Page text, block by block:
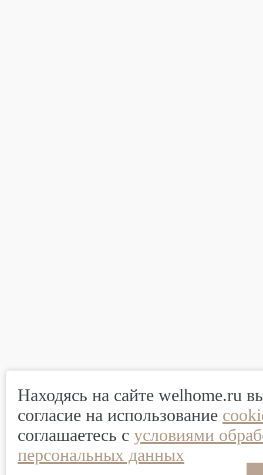
Находясь на сайте welhome.ru
согласие на использование
соглашаетесь с условиями
персональных данных